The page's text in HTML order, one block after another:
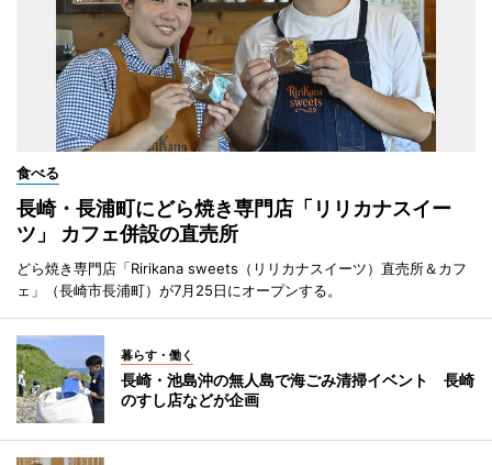
食べる
長崎・長浦町にどら焼き専門店「リリカナスイー
ツ」 カフェ併設の直売所
どら焼き専門店「Ririkana sweets（リリカナスイーツ）直売所＆カフ
ェ」（長崎市長浦町）が7月25日にオープンする。
暮らす・働く
長崎・池島沖の無人島で海ごみ清掃イベント 長崎
のすし店などが企画